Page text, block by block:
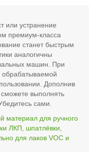
или устранение
премиум-класса
станет быстрым
аналогичны
машин. При
обрабатываемой
Дополнив
выполнять
сами.
материал для ручного
ЛКП, шпатлёвки,
для лаков VOC и